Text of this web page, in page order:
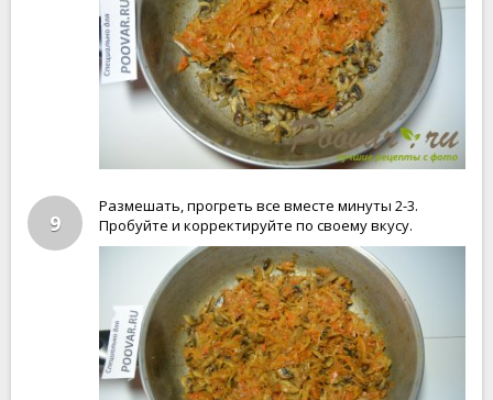
9
Размешать, прогреть все вместе минуты 2-3.
Пробуйте и корректируйте по своему вкусу.